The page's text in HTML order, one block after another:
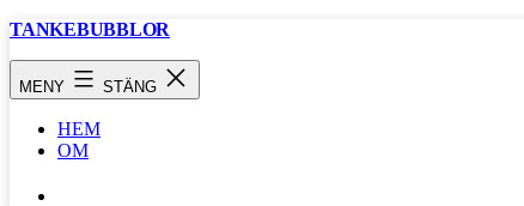
Hoppa
TANKEBUBBLOR
MENY STÄNG
HEM
OM